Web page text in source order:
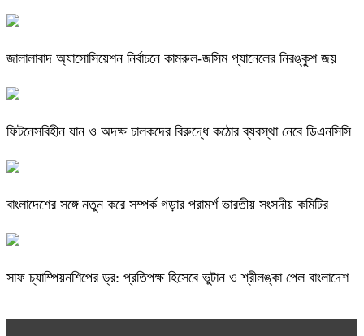
জালালাবাদ অ্যাসোসিয়েশন নির্বাচনে কামরুল-জসিম প্যানেলের নিরঙ্কুশ জয়
ফিটনেসবিহীন যান ও অদক্ষ চালকদের বিরুদ্ধে কঠোর ব্যবস্থা নেবে ডিএনসিসি
বাংলাদেশের সঙ্গে নতুন করে সম্পর্ক গড়ার পরামর্শ ভারতীয় সংসদীয় কমিটির
সাফ চ্যাম্পিয়নশিপের ড্র: প্রতিপক্ষ হিসেবে ভুটান ও শ্রীলঙ্কা পেল বাংলাদেশ